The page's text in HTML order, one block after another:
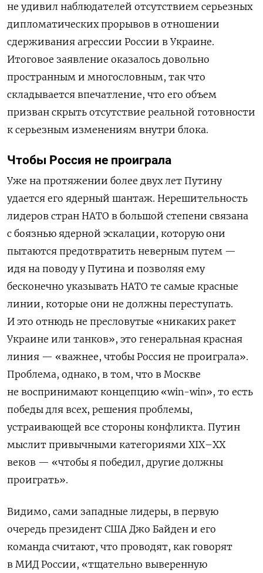
не удивил наблюдателей отсутствием серьезных
дипломатических прорывов в отношении
сдерживания агрессии России в Украине.
Итоговое заявление оказалось довольно
пространным и многословным, так что
складывается впечатление, что его объем
призван скрыть отсутствие реальной готовности
к серьезным изменениям внутри блока.
Чтобы Россия не проиграла
Уже на протяжении более двух лет Путину
удается его ядерный шантаж. Нерешительность
лидеров стран НАТО в большой степени связана
с боязнью ядерной эскалации, которую они
пытаются предотвратить неверным путем —
идя на поводу у Путина и позволяя ему
бесконечно указывать НАТО те самые красные
линии, которые они не должны переступать.
И это отнюдь не пресловутые «никаких ракет
Украине или танков», это генеральная красная
линия — «важнее, чтобы Россия не проиграла».
Проблема, однако, в том, что в Москве
не воспринимают концепцию «win-win», то есть
победы для всех, решения проблемы,
устраивающей все стороны конфликта. Путин
мыслит привычными категориями XIX–XX
веков — «чтобы я победил, другие должны
проиграть».
Видимо, сами западные лидеры, в первую
очередь президент США Джо Байден и его
команда считают, что проводят, как говорят
в МИД России, «тщательно выверенную